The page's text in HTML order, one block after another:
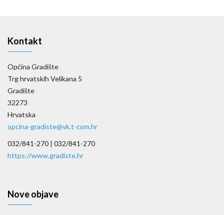
Kontakt
Općina Gradište
Trg hrvatskih Velikana 5
Gradište
32273
Hrvatska
opcina-gradiste@vk.t-com.hr
032/841-270 | 032/841-270
https://www.gradiste.hr
Nove objave